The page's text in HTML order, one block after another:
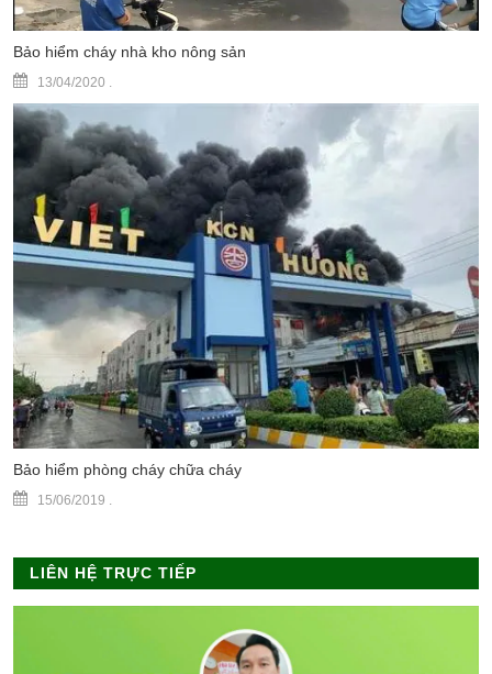
Bảo hiểm cháy nhà kho nông sản
13/04/2020 .
Bảo hiểm phòng cháy chữa cháy
15/06/2019 .
LIÊN HỆ TRỰC TIẾP